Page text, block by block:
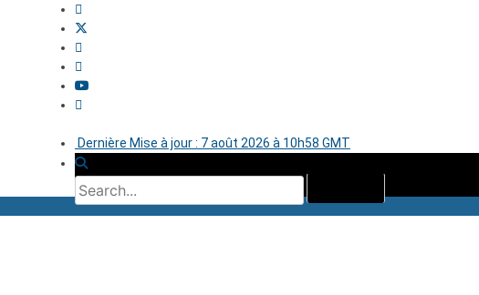
Dernière Mise à jour : 7 août 2026 à 10h58 GMT